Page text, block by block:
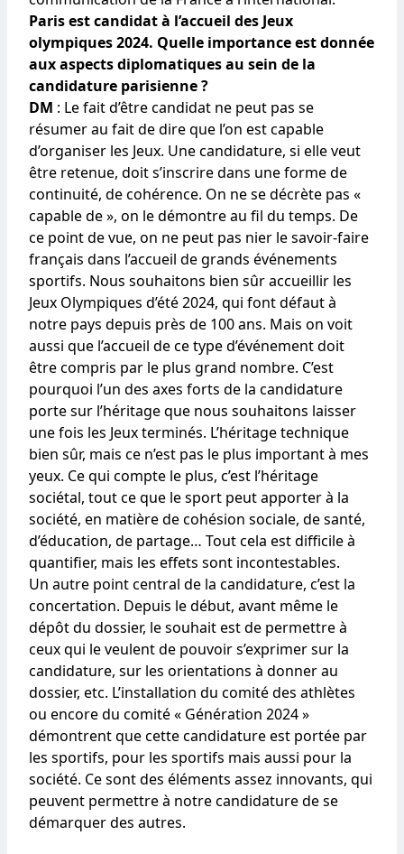
Paris est candidat à l’accueil des Jeux
olympiques 2024. Quelle importance est donnée
aux aspects diplomatiques au sein de la
candidature parisienne ?
DM : Le fait d’être candidat ne peut pas se
résumer au fait de dire que l’on est capable
d’organiser les Jeux. Une candidature, si elle veut
être retenue, doit s’inscrire dans une forme de
continuité, de cohérence. On ne se décrète pas «
capable de », on le démontre au fil du temps. De
ce point de vue, on ne peut pas nier le savoir-faire
français dans l’accueil de grands événements
sportifs. Nous souhaitons bien sûr accueillir les
Jeux Olympiques d’été 2024, qui font défaut à
notre pays depuis près de 100 ans. Mais on voit
aussi que l’accueil de ce type d’événement doit
être compris par le plus grand nombre. C’est
pourquoi l’un des axes forts de la candidature
porte sur l’héritage que nous souhaitons laisser
une fois les Jeux terminés. L’héritage technique
bien sûr, mais ce n’est pas le plus important à mes
yeux. Ce qui compte le plus, c’est l’héritage
sociétal, tout ce que le sport peut apporter à la
société, en matière de cohésion sociale, de santé,
d’éducation, de partage… Tout cela est difficile à
quantifier, mais les effets sont incontestables.
Un autre point central de la candidature, c’est la
concertation. Depuis le début, avant même le
dépôt du dossier, le souhait est de permettre à
ceux qui le veulent de pouvoir s’exprimer sur la
candidature, sur les orientations à donner au
dossier, etc. L’installation du comité des athlètes
ou encore du comité « Génération 2024 »
démontrent que cette candidature est portée par
les sportifs, pour les sportifs mais aussi pour la
société. Ce sont des éléments assez innovants, qui
peuvent permettre à notre candidature de se
démarquer des autres.